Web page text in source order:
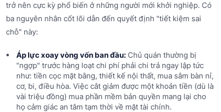
trở nên cực kỳ phổ biến ở những người mới khởi nghiệp. Có
ba nguyên nhân cốt lõi dẫn đến quyết định "tiết kiệm sai
chỗ" này:
Áp lực xoay vòng vốn ban đầu:Chủ quán thường bị
"ngợp" trước hàng loạt chi phí phải chi trả ngay lập tức
như: tiền cọc mặt bằng, thiết kế nội thất, mua sắm bàn nỉ,
cơ, bi, điều hòa. Việc cắt giảm được một khoản tiền (dù là
vài triệu đồng) mua phần mềm bản quyền mang lại cho
họ cảm giác an tâm tạm thời về mặt tài chính.